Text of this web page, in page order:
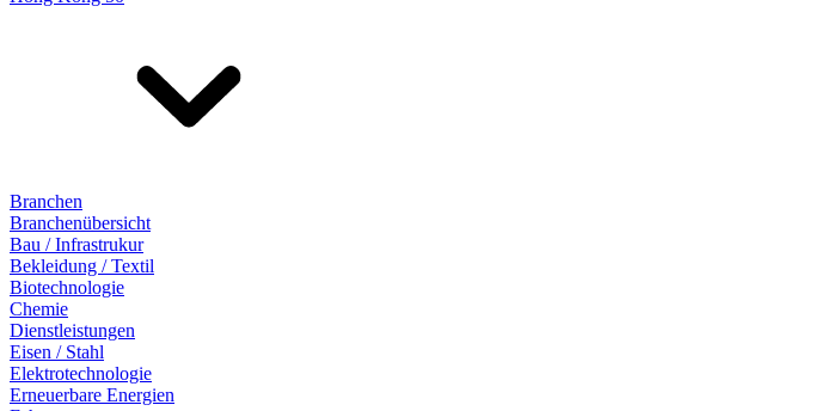
Branchen
Branchenübersicht
Bau / Infrastrukur
Bekleidung / Textil
Biotechnologie
Chemie
Dienstleistungen
Eisen / Stahl
Elektrotechnologie
Erneuerbare Energien